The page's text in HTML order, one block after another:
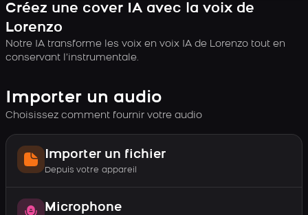
Créez une cover IA avec la voix de
Lorenzo
Notre IA transforme les voix en voix IA de Lorenzo tout en
conservant l’instrumentale.
Importer un audio
Choisissez comment fournir votre audio
Importer un fichier
Depuis votre appareil
Microphone